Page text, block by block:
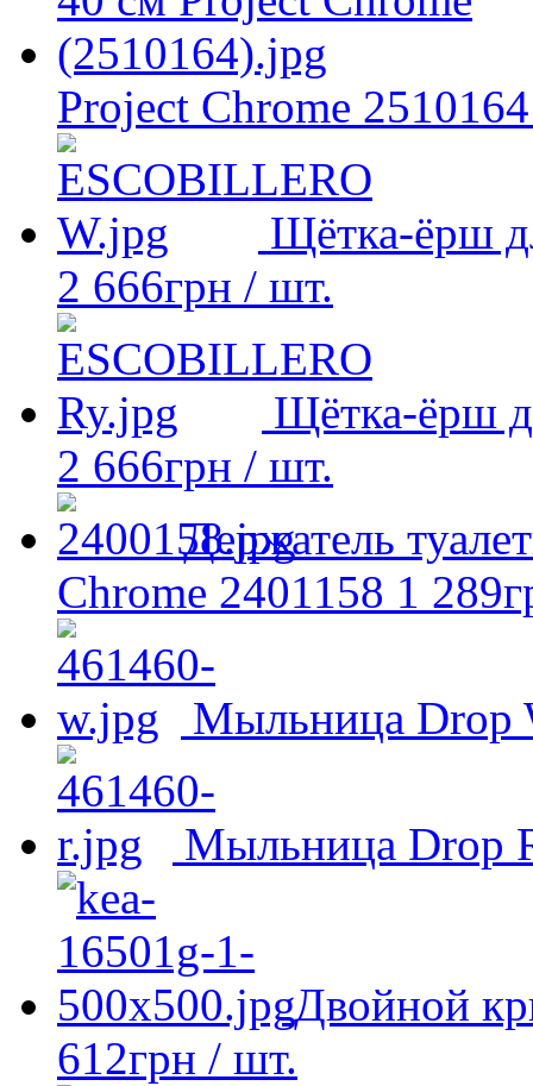
Project Chrome 2510164
Щётка-ёрш
2 666грн / шт.
Щётка-ёрш
2 666грн / шт.
Держатель
Chrome 2401158 1 289
Мыльница Drop
Мыльница Drop
Двойной
612грн / шт.